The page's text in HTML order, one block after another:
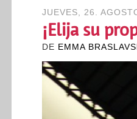
JUEVES, 26.
¡Elija su
DE EMMA